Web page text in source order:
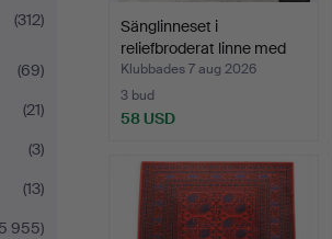
(312)
(69)
(21)
(3)
(13)
955)
Sänglinneset i
reliefbroderat linne med
sp…
Klubbades 7 aug 2026
3 bud
58 USD